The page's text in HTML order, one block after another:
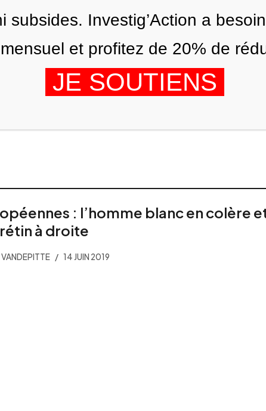
NOUS AGENDA
: l’homme blanc en colère
à droite
14 JUIN 2019
subsides. Investig’Action a
et profitez de 20% de
JE SOUTIENS